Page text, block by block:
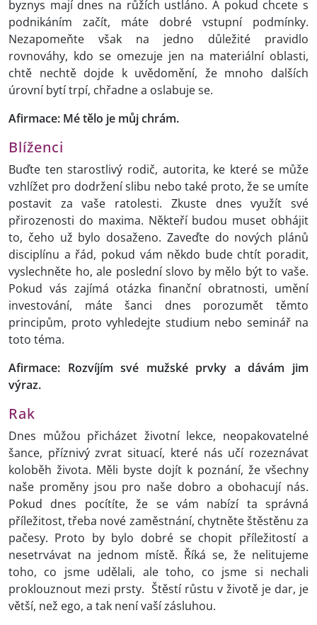
byznys mají dnes na růžích ustláno. A pokud chcete s
podnikáním začít, máte dobré vstupní podmínky.
Nezapomeňte však na jedno důležité pravidlo
rovnováhy, kdo se omezuje jen na materiální oblasti,
chtě nechtě dojde k uvědomění, že mnoho dalších
úrovní bytí trpí, chřadne a oslabuje se.
Afirmace: Mé tělo je můj chrám.
Blíženci
Buďte ten starostlivý rodič, autorita, ke které se může
vzhlížet pro dodržení slibu nebo také proto, že se umíte
postavit za vaše ratolesti. Zkuste dnes využít své
přirozenosti do maxima. Někteří budou muset obhájit
to, čeho už bylo dosaženo. Zaveďte do nových plánů
disciplínu a řád, pokud vám někdo bude chtít poradit,
vyslechněte ho, ale poslední slovo by mělo být to vaše.
Pokud vás zajímá otázka finanční obratnosti, umění
investování, máte šanci dnes porozumět těmto
principům, proto vyhledejte studium nebo seminář na
toto téma.
Afirmace: Rozvíjím své mužské prvky a dávám jim
výraz.
Rak
Dnes můžou přicházet životní lekce, neopakovatelné
šance, příznivý zvrat situací, které nás učí rozeznávat
koloběh života. Měli byste dojít k poznání, že všechny
naše proměny jsou pro naše dobro a obohacují nás.
Pokud dnes pocítíte, že se vám nabízí ta správná
příležitost, třeba nové zaměstnání, chytněte štěstěnu za
pačesy. Proto by bylo dobré se chopit příležitostí a
nesetrvávat na jednom místě. Říká se, že nelitujeme
toho, co jsme udělali, ale toho, co jsme si nechali
proklouznout mezi prsty. Štěstí růstu v životě je dar, je
větší, než ego, a tak není vaší zásluhou.